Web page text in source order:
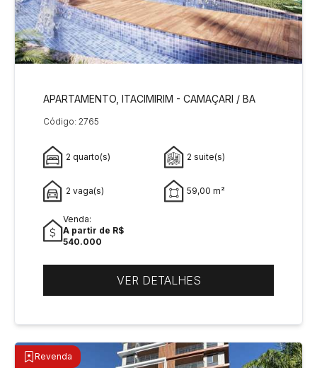
APARTAMENTO, ITACIMIRIM - CAMAÇARI / BA
Código: 2765
2 quarto(s) 2 suite(s)
2 vaga(s) 59,00 m²
Venda:
A partir de R$
540.000
VER DETALHES
Revenda